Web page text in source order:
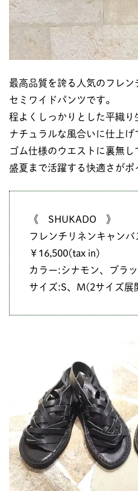
最高品質を誇る人気のフレン
セミワイドパンツです。
程よくしっかりとした平織
ナチュラルな風合いに仕上げ
ゴム仕様のウエストに裏無し
盛夏まで活躍する快適さがポ
《 SHUKADO 》
フレンチリネンキャン
￥16,500(tax in)
カラー:シナモン、ブラ
サイズ:S、M(2サイズ展